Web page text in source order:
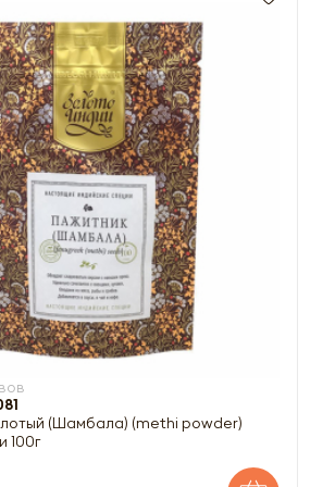
(Шамбала) (methi powder)
100г